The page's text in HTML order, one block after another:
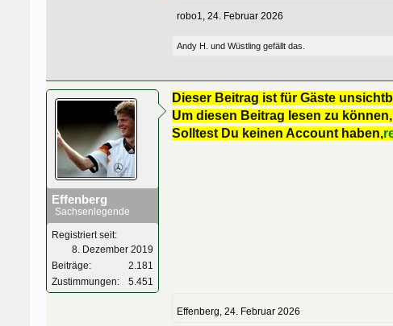
robo1 24. Februar 2026
Andy H. und Wüstling gefällt das.
Effenberg
Sachsenlegende
Registriert seit:
8. Dezember 2019
Beiträge:
2.181
Zustimmungen:
5.451
Dieser Beitrag ist für Gäste
Um diesen Beitrag lesen zu
Solltest Du keinen Account haben,
Effenberg 24. Februar 2026